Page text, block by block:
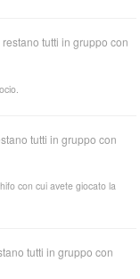
tutti in gruppo con
tutti in gruppo con
con cui avete giocato la
tutti in gruppo con